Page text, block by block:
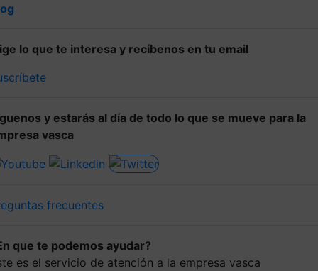
lo que te interesa y recíbenos en tu email
y estarás al día de todo lo que se mueve para la
vasca
frecuentes
que te podemos ayudar?
es el servicio de atención a la empresa vasca